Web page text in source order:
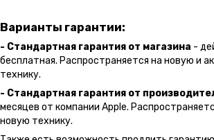
Варианты гарантии:
- Стандартная гарантия от магазина -
бесплатная. Распространяется на новую и
технику.
- Стандартная гарантия от
месяцев от компании Apple.
новую технику.